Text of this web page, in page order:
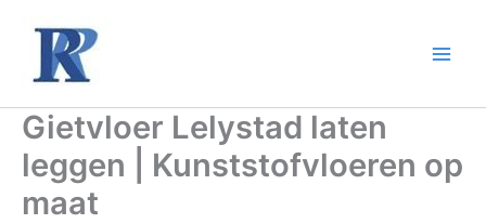
inhoud
Gietvloer Lelystad laten
leggen | Kunststofvloeren op
maat